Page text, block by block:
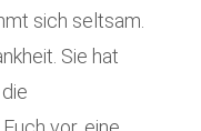
sich seltsam.
Sie hat